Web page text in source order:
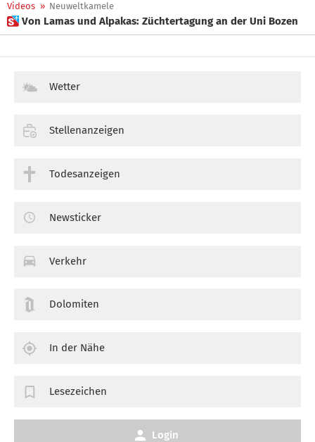
Videos » Neuweltkamele
 Von Lamas und Alpakas: Züchtertagung an der Uni Bozen
Wetter
Stellenanzeigen
Todesanzeigen
Newsticker
Verkehr
Dolomiten
In der Nähe
Lesezeichen
Login